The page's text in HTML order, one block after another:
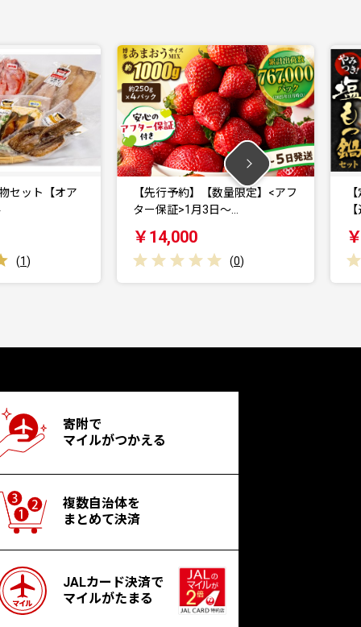
【先行予約】【数量限定】<アフ
ター保証>1月3日～…
( 0)
【定期便/6回/偶
【道の駅むなか
寄附で
マイルがつかえる
複数自治体を
まとめて決済
JALカード決済で
マイルがたまる